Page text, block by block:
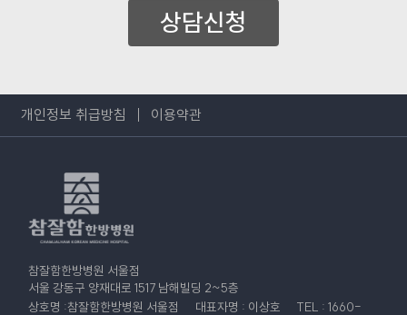
ο 위탁받는 자 (수탁자) : 주식회사 브레인메디
- 위탁하는 업무의 내용 : 회원제 서비스 이용에 따른 본인확인, 불만처리
따라
위탁업무 수행목적 외 개인정보 처리금지, 기술적/관리적 보호조치,
계약서 등 문서에 명시하고, 수탁자가 개인정보를 안전하게
처리하는지를 감독하고 있습니다.
5. 개인정보의 제3자 제공
참잘함한방병원은(는) 정보주체의 별도 동의, 법률의 특별한 규정 등
개인정보 보호법 제17조에 해당하는 경우 외에는 개인정보를 제3자에게
제공하지 않습니다.
상담신청
개인정보 취급방침 이용약관
참잘함한방병원 서울점
서울 강동구 양재대로 1517 남해빌딩 2~5층
상호명 :참잘함한방병원 서울점
대표자명 : 이상호
TEL : 1660-